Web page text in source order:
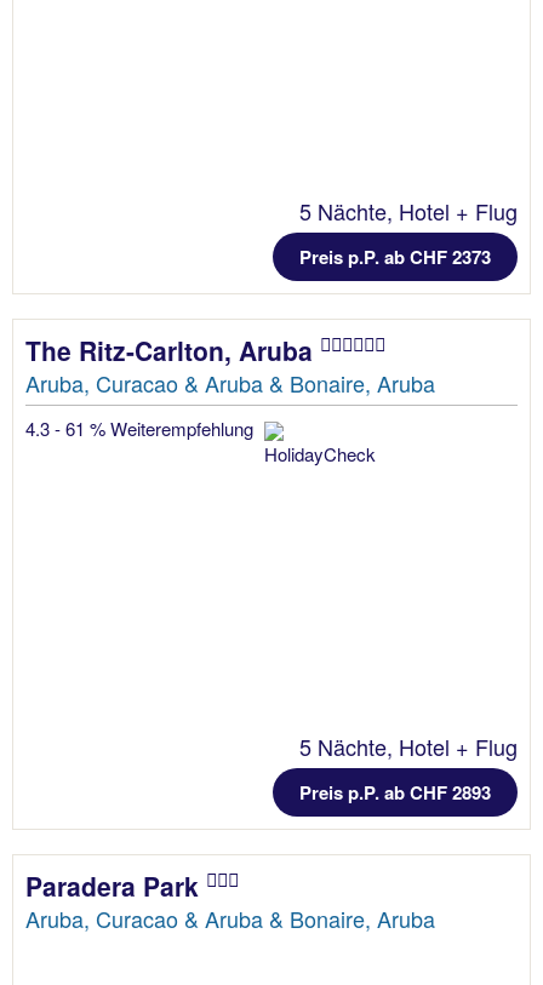
5 Nächte, Hotel + Flug
Preis p.P. ab CHF 2373
The Ritz-Carlton, Aruba
Aruba, Curacao & Aruba & Bonaire, Aruba
4.3 - 61 % Weiterempfehlung
5 Nächte, Hotel + Flug
Preis p.P. ab CHF 2893
Paradera Park
Aruba, Curacao & Aruba & Bonaire, Aruba